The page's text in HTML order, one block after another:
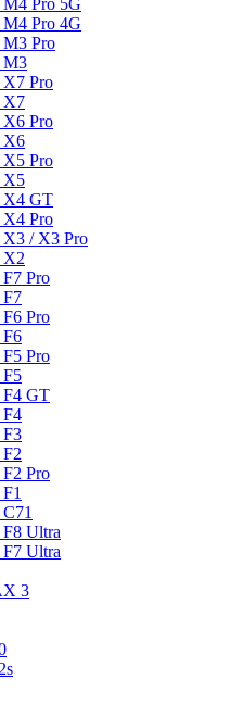
Pro 5G
Pro 4G
Pro
M3
Pro
X7
Pro
X6
Pro
X5
X4 GT
Pro
/ X3 Pro
X2
Pro
Pro
Pro
GT
Pro
Ultra
Ultra
3